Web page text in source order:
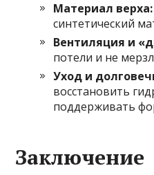
Материал верха:
синтетический
Вентиляция и
потели и не
Уход и
восстановить
поддерживать
Заключение